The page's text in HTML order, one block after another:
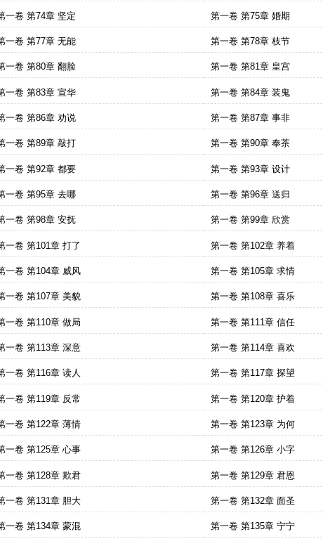
一卷 第74章 坚定 第一卷 第75章 婚期
一卷 第77章 无能 第一卷 第78章 枝节
一卷 第80章 翻脸 第一卷 第81章 皇宫
一卷 第83章 宣华 第一卷 第84章 装鬼
一卷 第86章 劝说 第一卷 第87章 事非
一卷 第89章 敲打 第一卷 第90章 奉茶
一卷 第92章 都要 第一卷 第93章 设计
一卷 第95章 去哪 第一卷 第96章 送归
一卷 第98章 安抚 第一卷 第99章 欣赏
一卷 第101章 打了 第一卷 第102章 养着
一卷 第104章 威风 第一卷 第105章 求情
一卷 第107章 美貌 第一卷 第108章 喜乐
一卷 第110章 做局 第一卷 第111章 信任
一卷 第113章 深意 第一卷 第114章 喜欢
一卷 第116章 读人 第一卷 第117章 探望
一卷 第119章 反常 第一卷 第120章 护着
一卷 第122章 薄情 第一卷 第123章 为何
一卷 第125章 心事 第一卷 第126章 小字
一卷 第128章 欺君 第一卷 第129章 君恩
一卷 第131章 胆大 第一卷 第132章 面圣
一卷 第134章 蒙混 第一卷 第135章 宁宁